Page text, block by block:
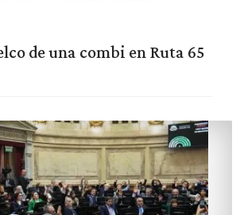
de una combi en Ruta 65